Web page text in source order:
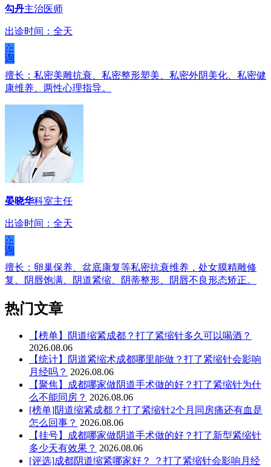
勾丹主治医师
出诊时间：全天
在
线
咨
询
擅长：私密美雕抗衰、私密整形塑美、私密外阴美化、私密健
康维养、两性心理指导。
晏晓华科室主任
出诊时间：全天
在
线
咨
询
擅长：卵巢保养、盆底康复等私密抗衰维养，处女膜精雕修
复、阴唇饱满、阴道紧缩、阴蒂整形、阴唇不良形态矫正。
热门文章
【榜单】阴道缩紧成都？打了紧缩针多久可以喝酒？
2026.08.06
【统计】阴道紧缩术成都哪里能做？打了紧缩针会影响
月经吗？ 2026.08.06
【聚焦】成都哪家做阴道手术做的好？打了紧缩针为什
么不能同房？ 2026.08.06
[榜单]阴道缩紧成都？打了紧缩针2个月同房痛还有血是
怎么回事？ 2026.08.06
【挂号】成都哪家做阴道手术做的好？打了新型紧缩针
多少天有效果？ 2026.08.06
[评选]成都阴道缩紧哪家好？ ？打了紧缩针会影响月经